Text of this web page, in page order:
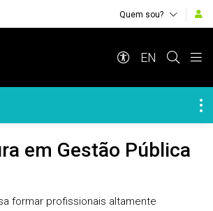
Quem sou?
EN
em Gestão Pública
formar profissionais altamente